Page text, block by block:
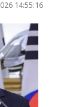
14:55:16